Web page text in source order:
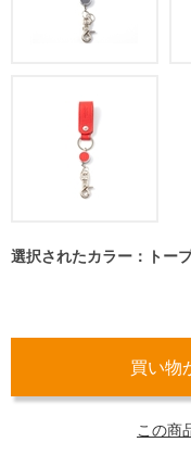
選択されたカラー：トー
この商